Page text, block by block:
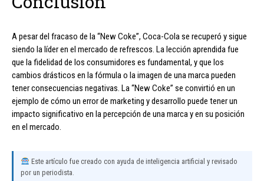
A pesar del fracaso de la “New Coke”, Coca-Cola se recuperó y sigue
siendo la líder en el mercado de refrescos. La lección aprendida fue
que la fidelidad de los consumidores es fundamental, y que los
cambios drásticos en la fórmula o la imagen de una marca pueden
tener consecuencias negativas. La “New Coke” se convirtió en un
ejemplo de cómo un error de marketing y desarrollo puede tener un
impacto significativo en la percepción de una marca y en su posición
en el mercado.
Este artículo fue creado con ayuda de inteligencia artificial y revisado
por un periodista.